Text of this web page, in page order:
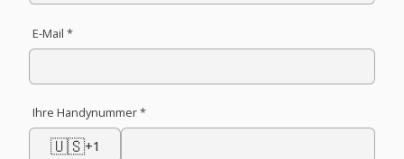
E-Mail *
Ihre Handynummer *
🇺🇸+1